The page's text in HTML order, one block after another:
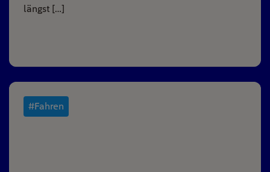
längst […]
#Fahren